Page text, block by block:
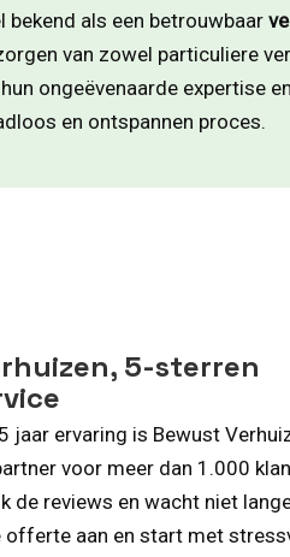
bekend als een betrouwbaar
van zowel particuliere
ongeëvenaarde expertise
en ontspannen proces.
5-sterren
jaar ervaring is Bewust
voor meer dan 1.000
de reviews en wacht niet
offerte aan en start met